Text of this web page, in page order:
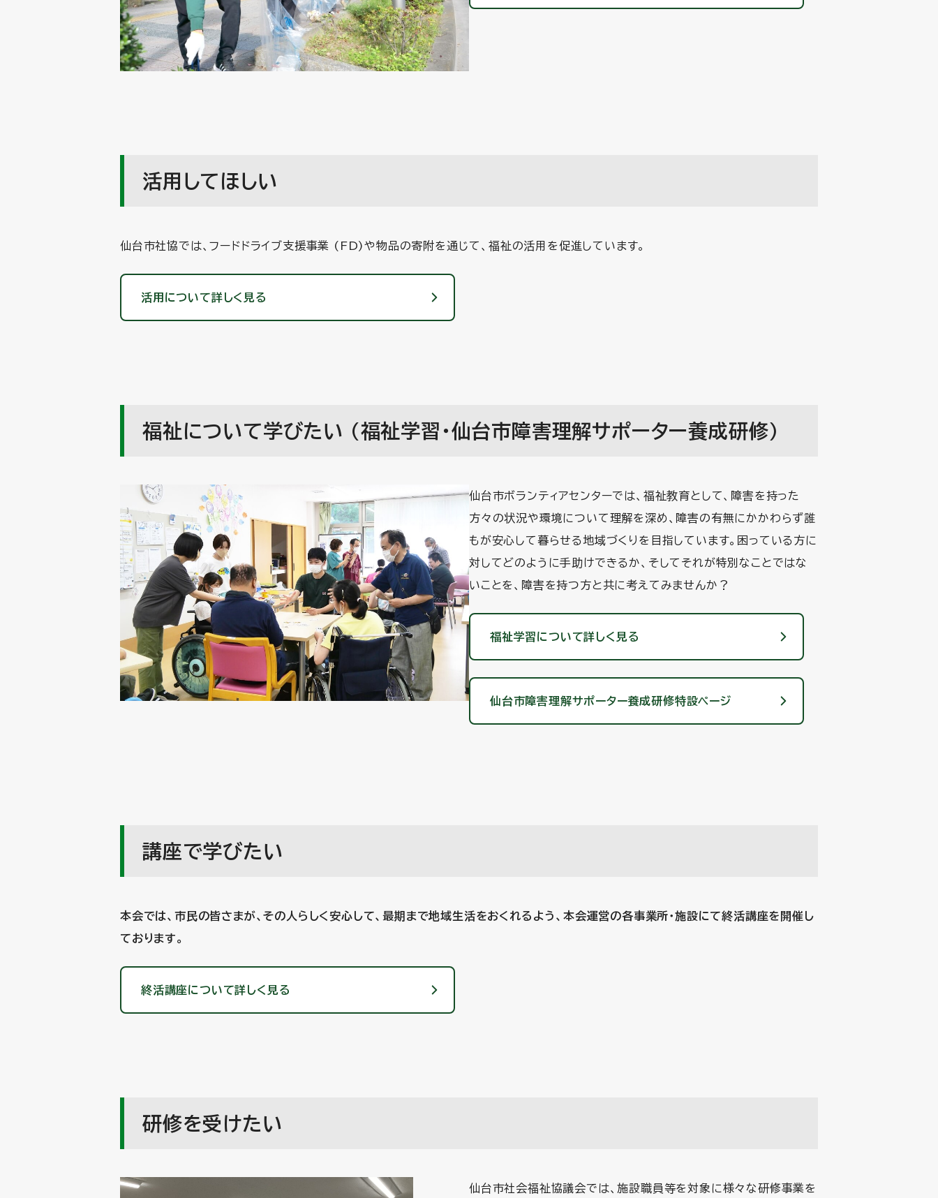
活用してほしい
仙台市社協では、フードドライブ支援事業 (FD)や物品の寄附を通じて、福祉の活用を促進しています。
活用について詳しく見る
福祉について学びたい (福祉学習・仙台市障害理解サポーター養成研修)
仙台市ボランティアセンターでは、福祉教育として、障害を持った
方々の状況や環境について理解を深め、障害の有無にかかわらず誰
もが安心して暮らせる地域づくりを目指しています。困っている方に
対してどのように手助けできるか、そしてそれが特別なことではな
いことを、障害を持つ方と共に考えてみませんか？
福祉学習について詳しく見る
仙台市障害理解サポーター養成研修特設ページ
講座で学びたい
本会では、市民の皆さまが、その人らしく安心して、最期まで地域生活をおくれるよう、本会運営の各事業所・施設にて終活講座を開催し
ております。
終活講座について詳しく見る
研修を受けたい
仙台市社会福祉協議会では、施設職員等を対象に様々な研修事業を